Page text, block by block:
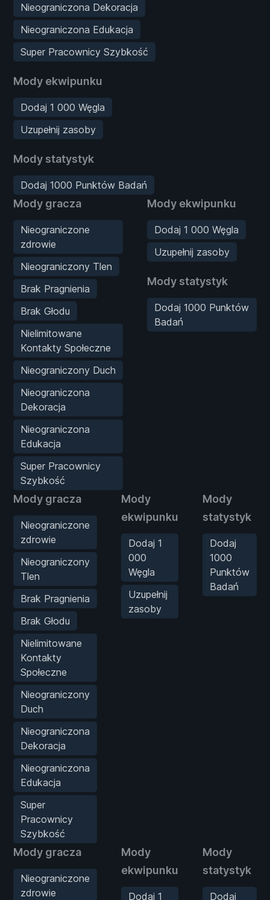
Nieograniczona Dekoracja
Nieograniczona Edukacja
Super Pracownicy Szybkość
Mody ekwipunku
Dodaj 1 000 Węgla
Uzupełnij zasoby
Mody statystyk
Dodaj 1000 Punktów Badań
Mody gracza
Nieograniczone
zdrowie
Nieograniczony Tlen
Brak Pragnienia
Brak Głodu
Nielimitowane
Kontakty Społeczne
Nieograniczony Duch
Nieograniczona
Dekoracja
Nieograniczona
Edukacja
Super Pracownicy
Szybkość
Mody ekwipunku
Dodaj 1 000 Węgla
Uzupełnij zasoby
Mody statystyk
Dodaj 1000 Punktów
Badań
Mody gracza
Nieograniczone
zdrowie
Nieograniczony
Tlen
Brak Pragnienia
Brak Głodu
Nielimitowane
Kontakty
Społeczne
Nieograniczony
Duch
Nieograniczona
Dekoracja
Nieograniczona
Edukacja
Super
Pracownicy
Szybkość
Mody
ekwipunku
Dodaj 1
000
Węgla
Uzupełnij
zasoby
Mody
statystyk
Dodaj
1000
Punktów
Badań
Mody gracza
Nieograniczone
zdrowie
Mody
ekwipunku
Dodaj 1
Mody
statystyk
Dodaj